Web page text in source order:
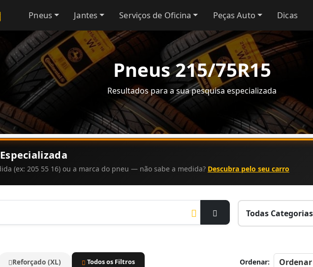
Pneus Jantes Serviços de Oficina Peças Auto Dicas
Pneus 215/75R15
Resultados para a sua pesquisa especializada
(ex: 205 55 16) ou a marca do pneu — não sabe a medida? Descubra pelo seu carro
Reforçado (XL) Todos os Filtros Ordenar: